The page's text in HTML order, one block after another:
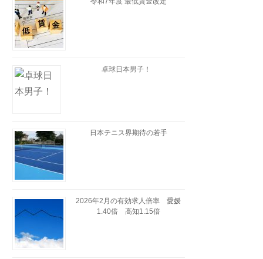
卓球日本男子！
日本テニス界期待の若手
2026年2月の有効求人倍率 愛媛
1.40倍 高知1.15倍